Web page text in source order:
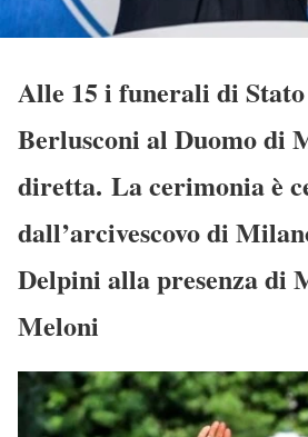
Alle 15 i funerali di
Berlusconi al Duomo di
diretta. La cerimonia è
dall’arcivescovo di
Delpini alla presenza di
Meloni